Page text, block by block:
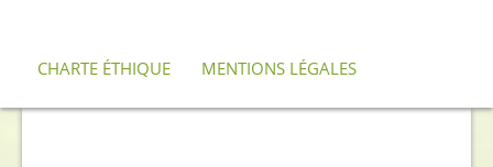
CHARTE ÉTHIQUE MENTIONS LÉGALES